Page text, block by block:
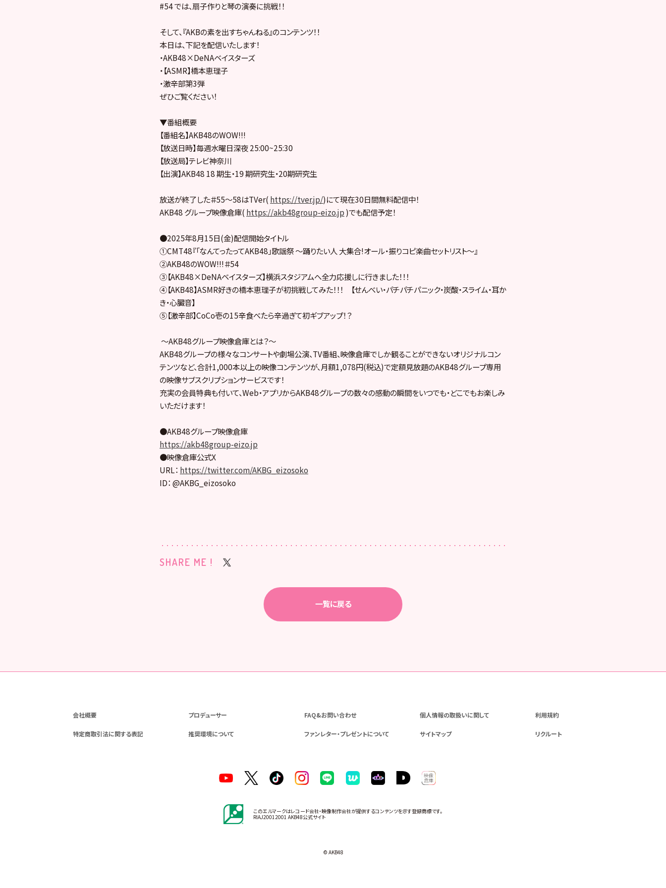
#54 では、扇子作りと琴の演奏に挑戦！！
そして、『AKBの素を出すちゃんねる』のコンテンツ！！
本日は、下記を配信いたします！
・AKB48×DeNAベイスターズ
・【ASMR】橋本恵理子
・激辛部第3弾
ぜひご覧ください！
▼番組概要
【番組名】AKB48のWOW!!!
【放送日時】毎週水曜日深夜 25:00~25:30
【放送局】テレビ神奈川
【出演】AKB48 18 期生・19 期研究生・20期研究生
放送が終了した＃55〜58はTVer( https://tver.jp/)にて現在30日間無料配信中！
AKB48 グループ映像倉庫( https://akb48group-eizo.jp)でも配信予定！
●2025年8月15日(金)配信開始タイトル
①CMT48『「なんてったってAKB48」歌謡祭 〜踊りたい人 大集合!オール・振りコピ楽曲セットリスト〜』
②AKB48のWOW!!!＃54
③【AKB48×DeNAベイスターズ】横浜スタジアムへ全力応援しに行きました！！！
④【AKB48】ASMR好きの橋本恵理子が初挑戦してみた！！！ 【せんべい・パチパチパニック・炭酸・スライム・耳か
き・心臓音】
⑤【激辛部】CoCo壱の15辛食べたら辛過ぎて初ギブアップ！？
～AKB48グループ映像倉庫とは？～
AKB48グループの様々なコンサートや劇場公演、TV番組、映像倉庫でしか観ることができないオリジナルコン
テンツなど、合計1,000本以上の映像コンテンツが、月額1,078円(税込)で定額見放題のAKB48グループ専用
の映像サブスクリプションサービスです！
充実の会員特典も付いて、Web・アプリからAKB48グループの数々の感動の瞬間をいつでも・どこでもお楽しみ
いただけます！
●AKB48グループ映像倉庫
https://akb48group-eizo.jp
●映像倉庫公式X
URL： https://twitter.com/AKBG_eizosoko
ID： @AKBG_eizosoko
SHARE ME !
一覧に戻る
会社概要 プロデューサー FAQ&お問い合わせ 個人情報の取扱いに関して 利用規約
特定商取引法に関する表記 推奨環境について ファンレター・プレゼントについて サイトマップ リクルート
このエルマークはレコード会社・映像制作会社が提供するコンテンツを示す登録商標です。
RIAJ20012001 AKB48公式サイト
© AKB48